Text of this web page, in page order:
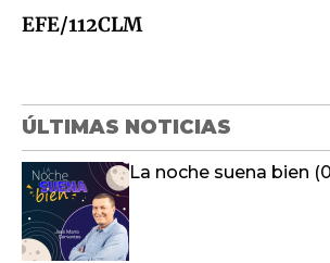
EFE/112CLM
ÚLTIMAS NOTICIAS
La noche suena bien